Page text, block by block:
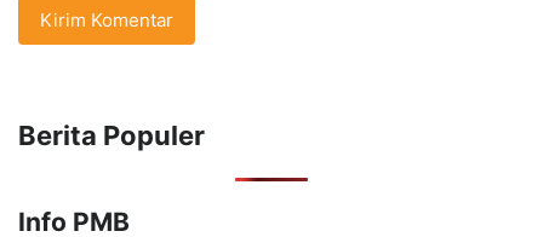
Berita Populer
Info PMB